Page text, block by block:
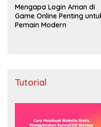
Mengapa Login Aman di
Game Online Penting
Pemain Modern
Tutorial